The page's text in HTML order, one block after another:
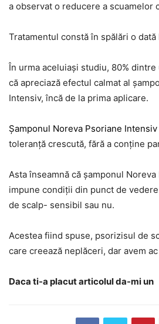
a observat o reducere a scuamelor
Tratamentul constă în spălări o dată
În urma aceluiaşi studiu, 80%
că apreciază efectul calmat al
Intensiv, încă de la prima aplicare.
Şamponul Noreva Psoriane Intensiv
toleranţă crescută, fără a conţine
Asta înseamnă că şamponul
impune condiţii din punct de
de scalp- sensibil sau nu.
Acestea fiind spuse, psorizisul de
care creează neplăceri, dar avem
Daca ti-a placut articolul da-mi un